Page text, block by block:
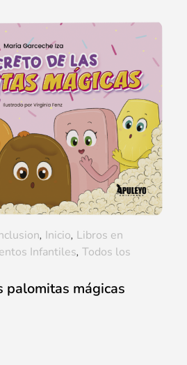
palomitas mágicas
, Inicio, Libros en
Infantiles, Todos los